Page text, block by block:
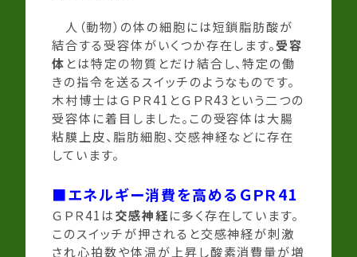
人（動物）の体の細胞には短鎖脂肪酸が
結合する受容体がいくつか存在します。受容
体 とは特定の物質とだけ結合し、特定の働
きの指令を送るスイッチのようなものです。
木村博士はＧＰＲ41とＧＰＲ43という二つの
受容体に着目しました。この受容体は大腸
粘膜上皮、脂肪細胞、交感神経などに存在
しています。
■エネルギー消費を高めるＧＰＲ41
ＧＰＲ41は交感神経に多く存在しています。
このスイッチが押されると交感神経が刺激
され心拍数や体温が上昇し酸素消費量が増